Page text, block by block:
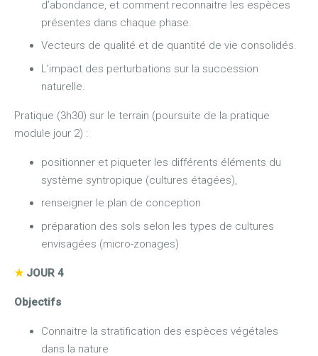
d’abondance, et comment reconnaitre les espèces
présentes dans chaque phase.
Vecteurs de qualité et de quantité de vie consolidés.
L’impact des perturbations sur la succession
naturelle.
Pratique (3h30) sur le terrain (poursuite de la pratique
module jour 2) :
positionner et piqueter les différents éléments du
système syntropique (cultures étagées),
renseigner le plan de conception
préparation des sols selon les types de cultures
envisagées (micro-zonages)
★JOUR 4
Objectifs
Connaitre la stratification des espèces végétales
dans la nature